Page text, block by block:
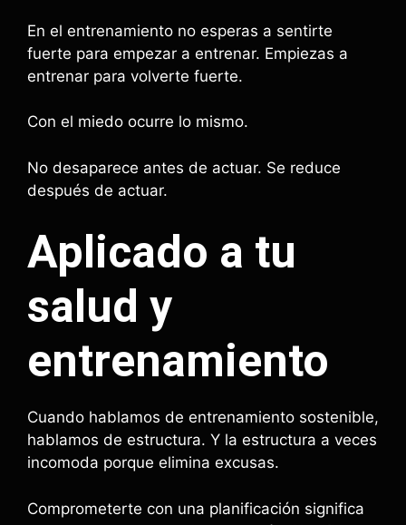
En el entrenamiento no esperas a sentirte
fuerte para empezar a entrenar. Empiezas a
entrenar para volverte fuerte.
Con el miedo ocurre lo mismo.
No desaparece antes de actuar. Se reduce
después de actuar.
Aplicado a tu
salud y
entrenamiento
Cuando hablamos de entrenamiento sostenible,
hablamos de estructura. Y la estructura a veces
incomoda porque elimina excusas.
Comprometerte con una planificación significa